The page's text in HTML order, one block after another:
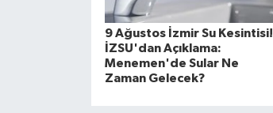
9 Ağustos İzmir Su Kesintisi!
İZSU'dan Açıklama:
Menemen'de Sular Ne
Zaman Gelecek?